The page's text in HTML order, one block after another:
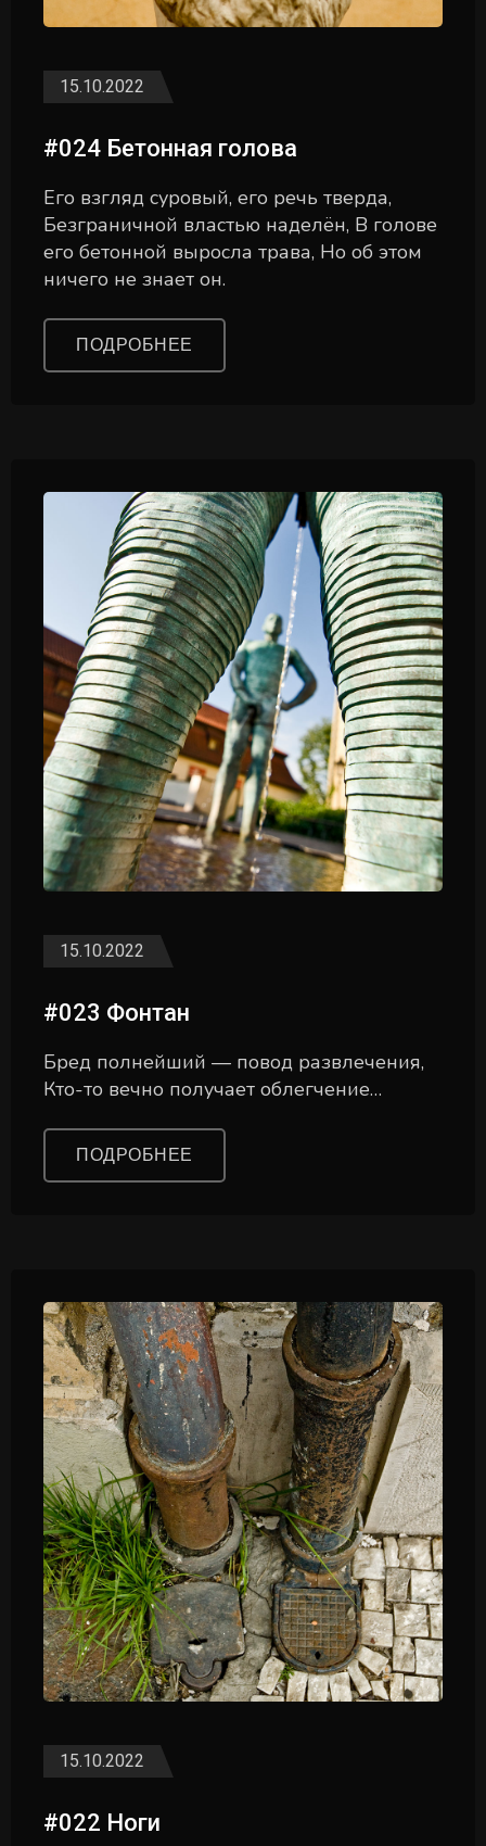
15.10.2022
#024 Бетонная голова
Его взгляд суровый, его речь тверда,
Безграничной властью наделён, В голове
его бетонной выросла трава, Но об этом
ничего не знает он.
ПОДРОБНЕЕ
15.10.2022
#023 Фонтан
Бред полнейший — повод развлечения,
Кто-то вечно получает облегчение…
ПОДРОБНЕЕ
15.10.2022
#022 Ноги